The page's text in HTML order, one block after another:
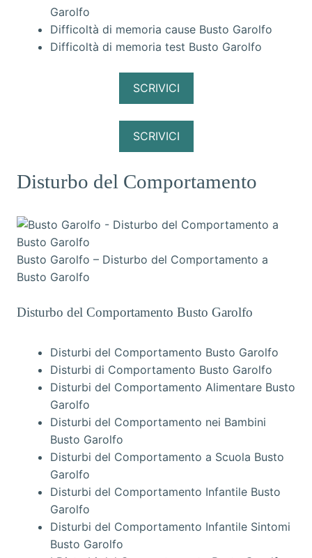
Garolfo
Difficoltà di memoria cause Busto Garolfo
Difficoltà di memoria test Busto Garolfo
SCRIVICI
SCRIVICI
Disturbo del Comportamento
Busto Garolfo – Disturbo del Comportamento a
Busto Garolfo
Disturbo del Comportamento Busto Garolfo
Disturbi del Comportamento Busto Garolfo
Disturbi di Comportamento Busto Garolfo
Disturbi del Comportamento Alimentare Busto
Garolfo
Disturbi del Comportamento nei Bambini
Busto Garolfo
Disturbi del Comportamento a Scuola Busto
Garolfo
Disturbi del Comportamento Infantile Busto
Garolfo
Disturbi del Comportamento Infantile Sintomi
Busto Garolfo